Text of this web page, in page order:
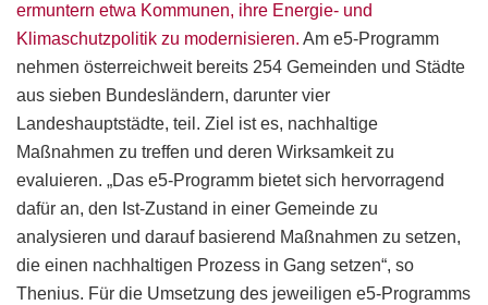
ermuntern etwa Kommunen, ihre Energie- und
Klimaschutzpolitik zu modernisieren. Am e5-Programm
nehmen österreichweit bereits 254 Gemeinden und Städte
aus sieben Bundesländern, darunter vier
Landeshauptstädte, teil. Ziel ist es, nachhaltige
Maßnahmen zu treffen und deren Wirksamkeit zu
evaluieren. „Das e5-Programm bietet sich hervorragend
dafür an, den Ist-Zustand in einer Gemeinde zu
analysieren und darauf basierend Maßnahmen zu setzen,
die einen nachhaltigen Prozess in Gang setzen“, so
Thenius. Für die Umsetzung des jeweiligen e5-Programms